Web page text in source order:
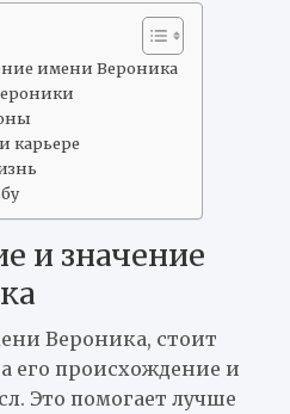
имени Вероника
карьере
и значение
Вероника, стоит
его происхождение и
Это помогает лучше